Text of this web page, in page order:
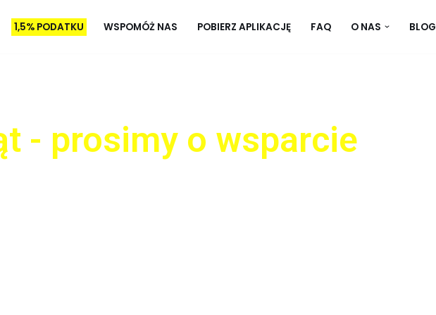
1,5% PODATKU WSPOMÓŻ NAS POBIERZ APLIKACJĘ FAQ O NAS BLOG
- prosimy o wsparcie